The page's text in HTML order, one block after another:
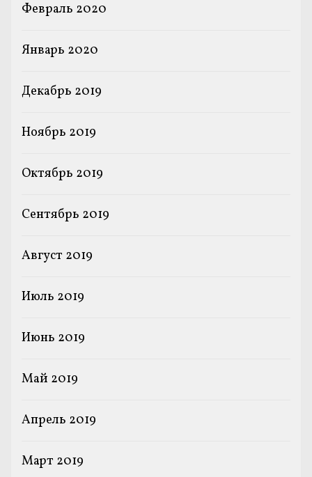
Февраль 2020
Январь 2020
Декабрь 2019
Ноябрь 2019
Октябрь 2019
Сентябрь 2019
Август 2019
Июль 2019
Июнь 2019
Май 2019
Апрель 2019
Март 2019